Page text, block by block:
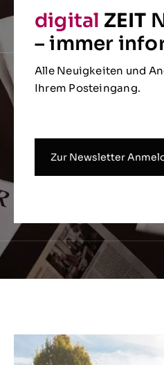
digital ZEIT
– immer
Alle Neuigkeiten und
Ihrem Posteingang.
Zur Newsletter